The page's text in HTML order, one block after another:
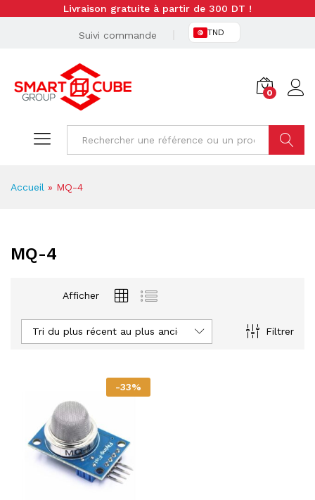
Livraison gratuite à partir de 300 DT !
Suivi commande TND
0
Accueil » MQ-4
MQ-4
Afficher
Filtrer
Tri du plus récent au plus ancien
-33%